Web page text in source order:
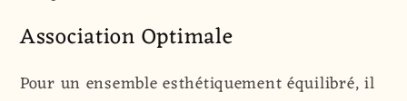
Association Optimale
Pour un ensemble esthétiquement équilibré, il